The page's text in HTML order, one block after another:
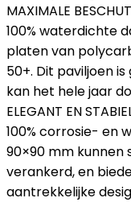
MAXIMALE
100% waterdichte
platen van
50+. Dit paviljoen
kan het hele jaar
ELEGANT EN
100% corrosie- en
90×90 mm kunnen
verankerd, en
aantrekkelijke